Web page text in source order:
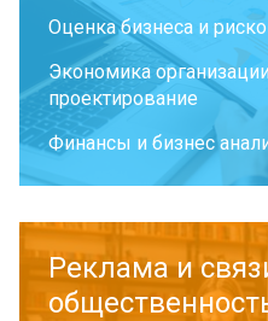
Оценка бизнеса и
Экономика
проектирование
Финансы и бизнес
Реклама и